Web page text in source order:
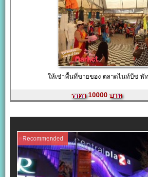
ให้เช่าพื้นที่ขายของ ตลาดไนท์บีช พั
10000
Recommended